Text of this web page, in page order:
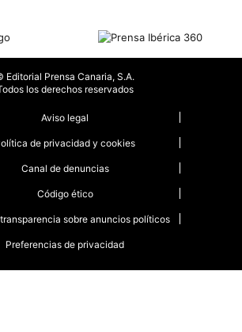
Editorial Prensa Canaria, S.A.
los derechos reservados
Aviso legal
de privacidad y cookies
Canal de denuncias
Código ético
sobre anuncios políticos
Preferencias de privacidad